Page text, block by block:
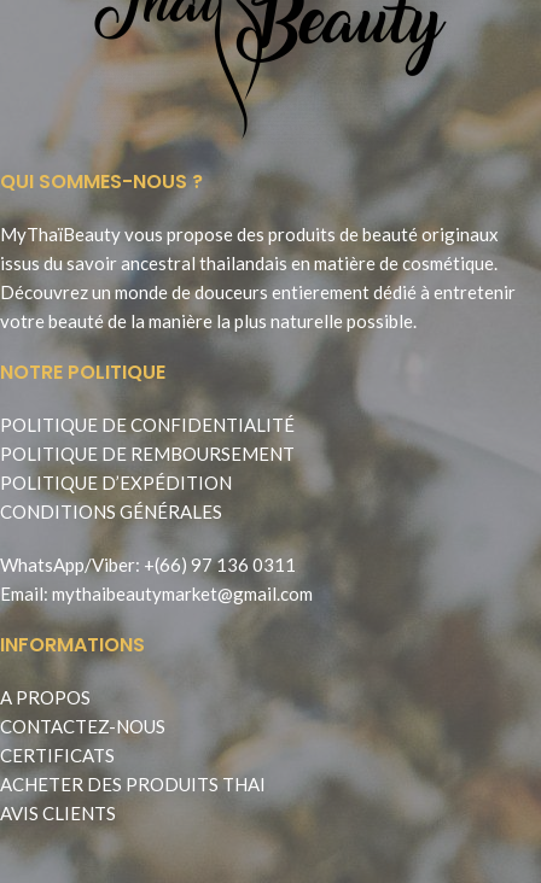
QUI SOMMES-NOUS ?
MyThaïBeauty vous propose des produits de beauté originaux
issus du savoir ancestral thailandais en matière de cosmétique.
Découvrez un monde de douceurs entierement dédié à entretenir
votre beauté de la manière la plus naturelle possible.
NOTRE POLITIQUE
POLITIQUE DE CONFIDENTIALITÉ
POLITIQUE DE REMBOURSEMENT
POLITIQUE D’EXPÉDITION
CONDITIONS GÉNÉRALES
WhatsApp/Viber: +(66) 97 136 0311
Email: mythaibeautymarket@gmail.com
INFORMATIONS
A PROPOS
CONTACTEZ-NOUS
CERTIFICATS
ACHETER DES PRODUITS THAI
AVIS CLIENTS